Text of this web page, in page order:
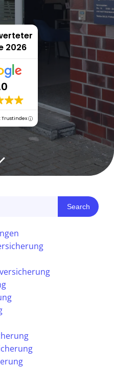
2026
Trustindex
Search